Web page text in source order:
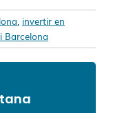
, invertir en
Barcelona